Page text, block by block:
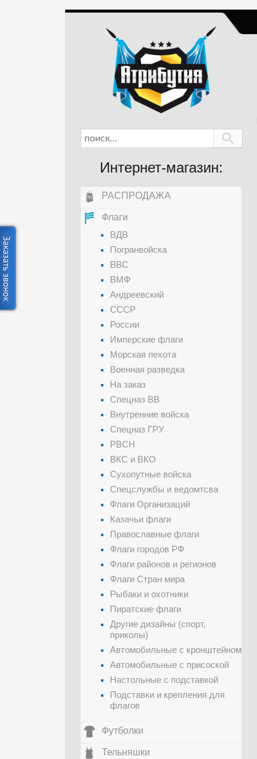
Интернет-магазин:
РАСПРОДАЖА
Флаги
ВДВ
Погранвойска
ВВС
ВМФ
Андреевский
СССР
России
Имперские флаги
Морская пехота
Военная разведка
На заказ
Спецназ ВВ
Внутренние войска
Спецназ ГРУ
РВСН
ВКС и ВКО
Сухопутные войска
Спецслужбы и ведомтсва
Флаги Организаций
Казачьи флаги
Православные флаги
Флаги городов РФ
Флаги районов и регионов
Флаги Стран мира
Рыбаки и охотники
Пиратские флаги
Другие дизайны (спорт,
приколы)
Автомобильные с кронштейном
Автомобильные с присоской
Настольные с подставкой
Подставки и крепления для
флагов
Футболки
Тельняшки